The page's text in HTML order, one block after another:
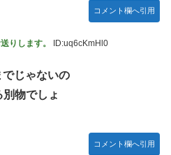
コメント欄へ引用
りします。 ID:uq6cKmHl0
じゃないの
物でしょ
コメント欄へ引用